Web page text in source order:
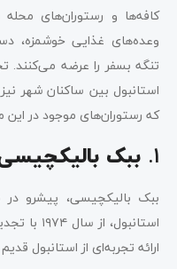
کافه‌ها و رستوران‌های محله
وعده‌های غذایی خوشمزه،
تنگه بسفر را عرضه
استانبول بین ساکنان شهر
که رستوران‌های موجود در این
۱. ببک
ببک بالیکچیسی، پیشرو
ارائه تجربه‌ای از استانبول